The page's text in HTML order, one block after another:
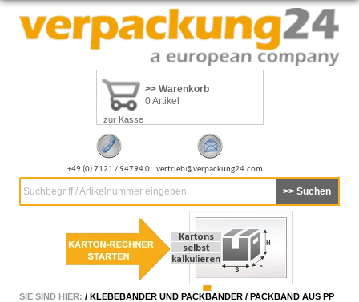
>> Warenkorb
0 Artikel
zur Kasse
+49 (0) 7121 / 94794 0 vertrieb@verpackung24.com
Suchbegriff / Artikelnummer eingeben
SIE SIND HIER: / KLEBEBÄNDER UND PACKBÄNDER / PACKBAND AUS PP